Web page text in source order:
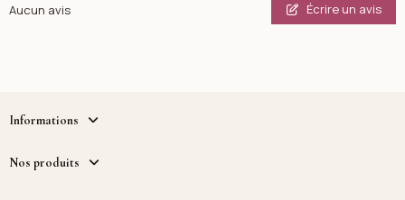
Aucun avis Écrire un avis
Informations
Nos produits